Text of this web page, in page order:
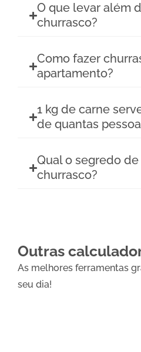
O que levar além
churrasco?
Como fazer
apartamento?
1 kg de carne
de quantas
Qual o segredo
churrasco?
Outras
As melhores ferramentas
seu dia!